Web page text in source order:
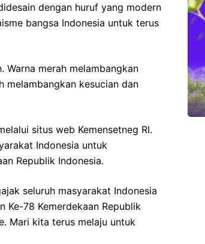
dengan huruf yang modern
bangsa Indonesia untuk terus
Warna merah melambangkan
melambangkan kesucian dan
situs web Kemensetneg RI.
Indonesia untuk
Republik Indonesia.
seluruh masyarakat Indonesia
Ke-78 Kemerdekaan Republik
Mari kita terus melaju untuk